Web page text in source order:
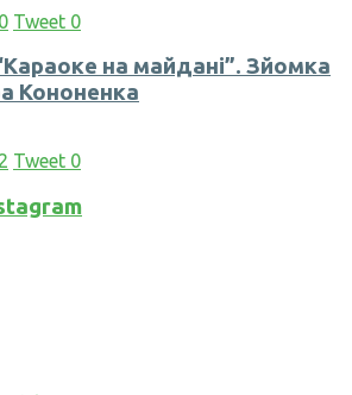
Tweet 0
на майдані”. Зйомка
Кононенка
Tweet 0